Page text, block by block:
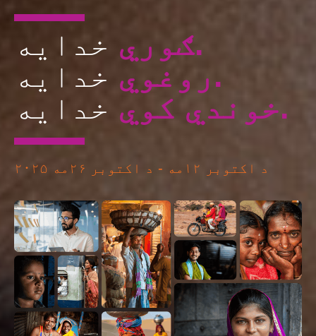
ګوري.
روغوي.
خوندي کوي.
د اکتوبر ۱۲مه - د اکتوبر ۲۶مه ۲۰۲۵